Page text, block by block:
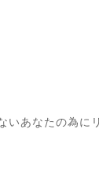
あなたの為に